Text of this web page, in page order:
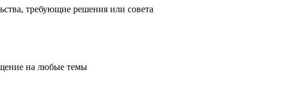
требующие решения или совета
на любые темы